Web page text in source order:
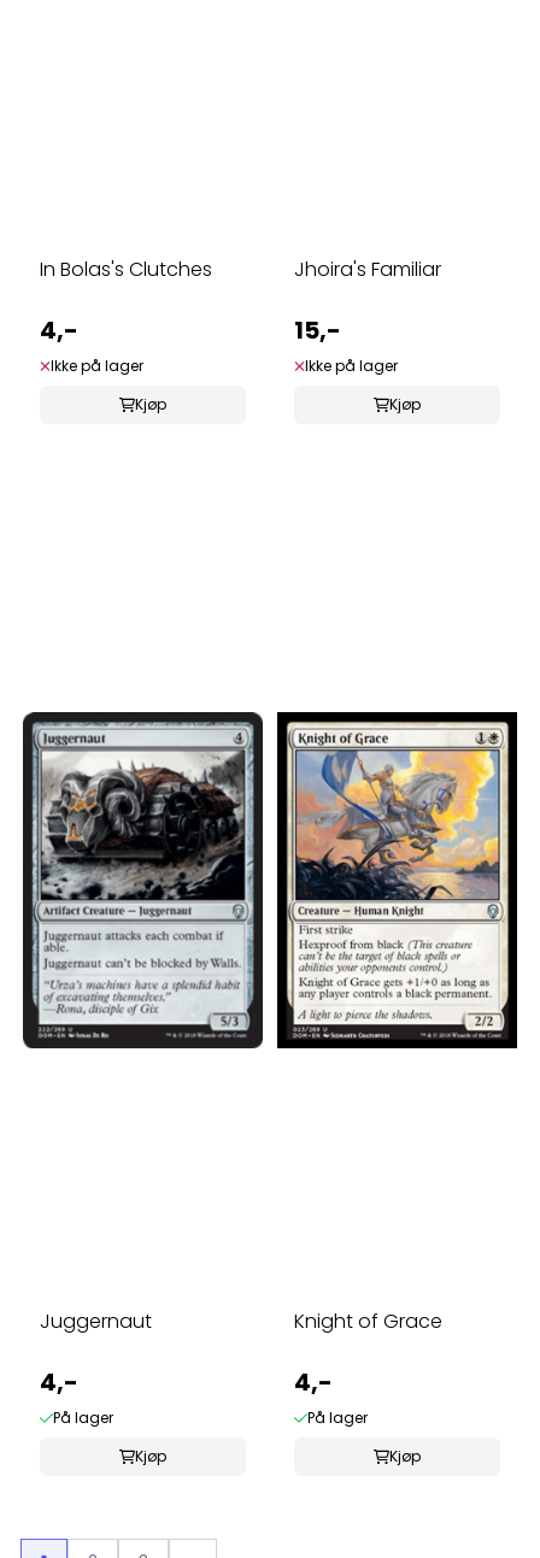
In Bolas's Clutches
4,-
Ikke på lager
Kjøp
Jhoira's Familiar
15,-
Ikke på lager
Kjøp
Juggernaut
4,-
På lager
Kjøp
Knight of Grace
4,-
På lager
Kjøp